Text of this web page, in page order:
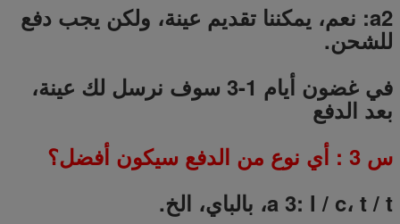
a2: نعم، يمكننا تقديم عينة، ولكن يجب دفع
للشحن.
في غضون أيام 1-3 سوف نرسل لك عينة،
بعد الدفع
س 3 : أي نوع من الدفع سيكون أفضل؟
a 3: l / c، t / t، بالباي، الخ.